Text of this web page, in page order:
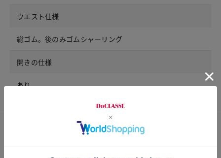
ウエスト仕様
総ゴム。後のみゴムシャーリング
開きの仕様
あり
サイズガイドは こちら